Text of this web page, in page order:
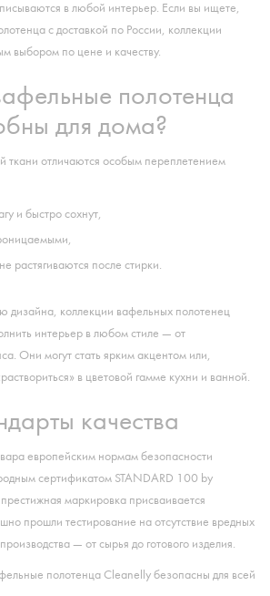
в любой интерьер. Если вы ищете,
с доставкой по России, коллекции
выбором по цене и качеству.
полотенца
для дома?
ткани отличаются особым переплетением
и быстро сохнут,
растягиваются после стирки.
дизайна, коллекции вафельных полотенец
интерьер в любом стиле — от
Они могут стать ярким акцентом или,
в цветовой гамме кухни и ванной.
качества
европейским нормам безопасности
сертификатом STANDARD 100 by
маркировка присваивается
прошли тестирование на отсутствие вредных
— от сырья до готового изделия.
полотенца Cleanelly безопасны для всей